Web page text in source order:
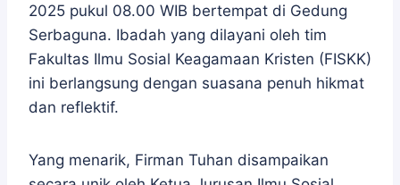
2025 pukul 08.00 WIB bertempat di Gedung
Serbaguna. Ibadah yang dilayani oleh tim
Fakultas Ilmu Sosial Keagamaan Kristen (FISKK)
ini berlangsung dengan suasana penuh hikmat
dan reflektif.
Yang menarik, Firman Tuhan disampaikan